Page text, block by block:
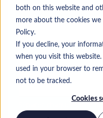
both on this website and
more about the cookies we
Policy.
If you decline, your
when you visit this
used in your browser to
not to be tracked.
Cookies
Mot-clé
Lieu
Séparez chaque terme